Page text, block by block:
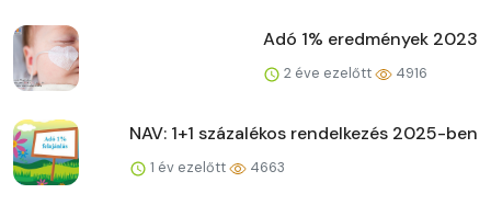
Adó 1% eredmények 2023
2 éve ezelőtt 4916
NAV: 1+1 százalékos rendelkezés 2025-ben
1 év ezelőtt 4663